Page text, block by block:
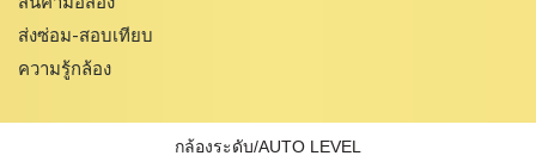
ส่งซ่อม-สอบเทียบ
ความรู้กล้อง
กล้องระดับ/AUTO LEVEL